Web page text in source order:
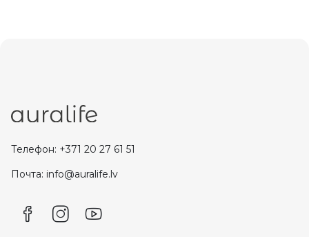
Телефон: +371 20 27 61 51
Почта: info@auralife.lv